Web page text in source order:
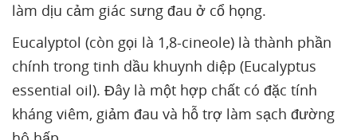
làm dịu cảm giác sưng đau ở cổ họng.
Eucalyptol (còn gọi là 1,8-cineole) là thành phần
chính trong tinh dầu khuynh diệp (Eucalyptus
essential oil). Đây là một hợp chất có đặc tính
kháng viêm, giảm đau và hỗ trợ làm sạch đường